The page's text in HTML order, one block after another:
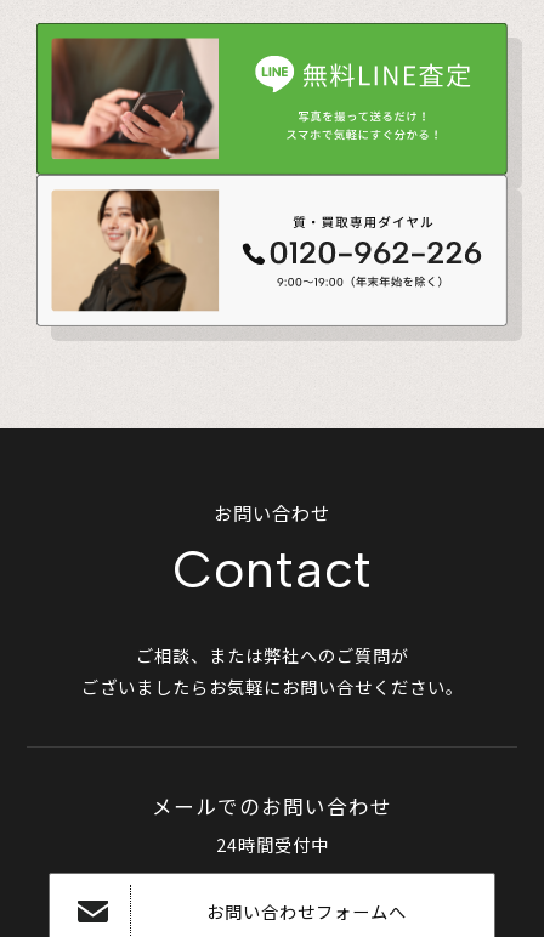
お問い合わせ
Contact
ご相談、または弊社へのご質問が
ございましたらお気軽にお問い合せください。
メールでのお問い合わせ
24時間受付中
お問い合わせフォームへ